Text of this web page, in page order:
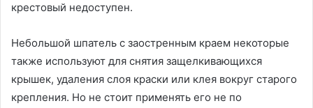
крестовый недоступен.
Небольшой шпатель с заостренным краем некоторые
также используют для снятия защелкивающихся
крышек, удаления слоя краски или клея вокруг старого
крепления. Но не стоит применять его не по